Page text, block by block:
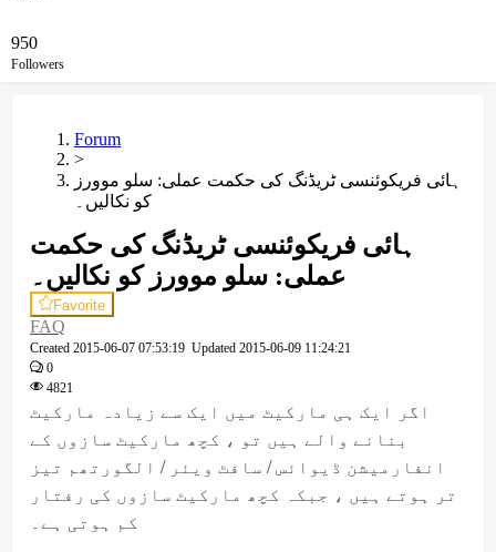
950
Followers
Forum
>
ہائی فریکوئنسی ٹریڈنگ کی حکمت عملی: سلو موورز
کو نکالیں۔
ہائی فریکوئنسی ٹریڈنگ کی حکمت
عملی: سلو موورز کو نکالیں۔
Favorite
FAQ
Created 2015-06-07 07:53:19 Updated 2015-06-09 11:24:21
0
4821
اگر ایک ہی مارکیٹ میں ایک سے زیادہ مارکیٹ
بنانے والے ہیں تو ، کچھ مارکیٹ سازوں کے
انفارمیشن ڈیوائس / سافٹ ویئر / الگورتھم تیز
تر ہوتے ہیں ، جبکہ کچھ مارکیٹ سازوں کی رفتار
کم ہوتی ہے۔